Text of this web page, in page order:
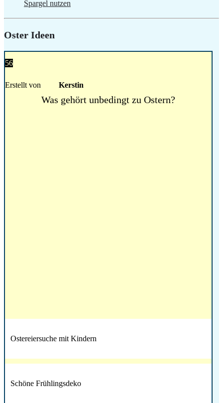
Spargel nutzen
Oster Ideen
56
Erstellt von Kerstin
Was gehört unbedingt zu Ostern?
Ostereiersuche mit Kindern
Schöne Frühlingsdeko